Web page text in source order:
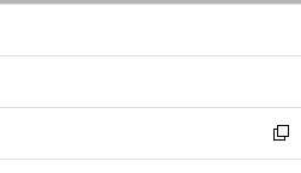
ン
ウ
開
く
新
し